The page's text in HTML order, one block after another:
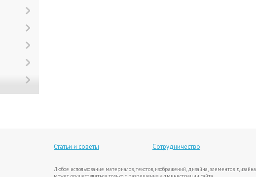
Статьи и советы Сотрудничество
Любое использование материалов, текстов, изображений, дизайна, элементов дизайна